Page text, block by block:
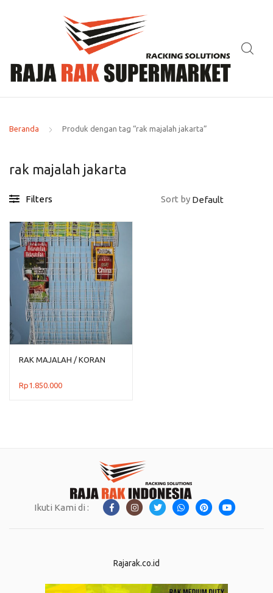
Beranda Produk dengan tag “rak majalah jakarta”
rak majalah jakarta
Filters Sort by
RAK MAJALAH / KORAN
Rp1.850.000
Ikuti Kami di :
Rajarak.co.id